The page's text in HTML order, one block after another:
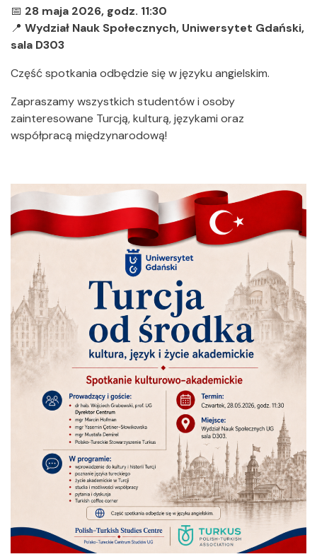
📅 28 maja 2026, godz. 11:30
📍 Wydział Nauk Społecznych, Uniwersytet Gdański,
sala D303
Część spotkania odbędzie się w języku angielskim.
Zapraszamy wszystkich studentów i osoby
zainteresowane Turcją, kulturą, językami oraz
współpracą międzynarodową!